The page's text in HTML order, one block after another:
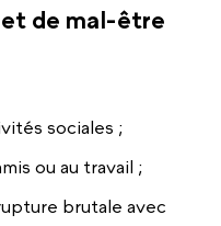
de mal-être
sociales ;
ou au travail ;
brutale avec